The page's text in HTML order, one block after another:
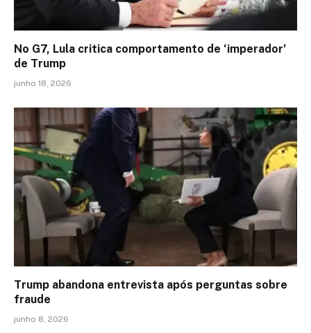
No G7, Lula critica comportamento de ‘imperador’
de Trump
junho 18, 2026
Trump abandona entrevista após perguntas sobre
fraude
junho 8, 2026